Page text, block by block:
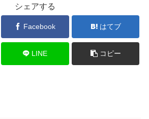
シェアする
Facebook はてブ
LINE コピー